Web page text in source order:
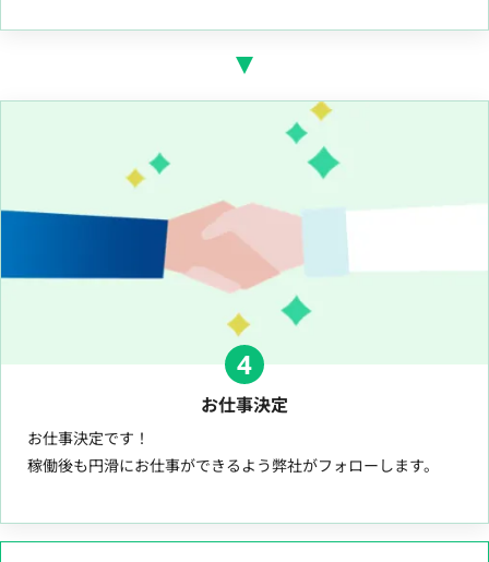
4
お仕事決定
お仕事決定です！
稼働後も円滑にお仕事ができるよう弊社がフォローします。